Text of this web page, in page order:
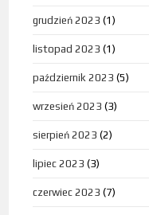
grudzień 2023 (1)
listopad 2023 (1)
październik 2023 (5)
wrzesień 2023 (3)
sierpień 2023 (2)
lipiec 2023 (3)
czerwiec 2023 (7)